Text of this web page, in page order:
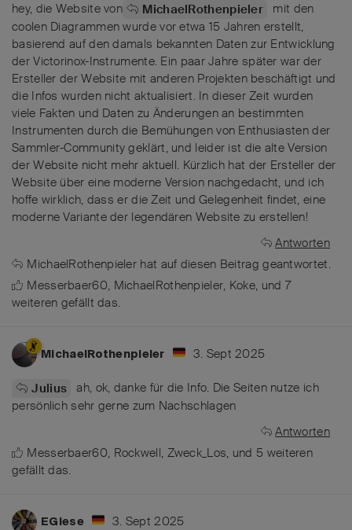
hey, die Website von MichaelRothenpieler
mit den
coolen Diagrammen wurde vor etwa 15 Jahren erstellt,
basierend auf den damals bekannten Daten zur Entwicklung
der Victorinox-Instrumente. Ein paar Jahre später war der
Ersteller der Website mit anderen Projekten beschäftigt und
die Infos wurden nicht aktualisiert. In dieser Zeit wurden
viele Fakten und Daten zu Änderungen an bestimmten
Instrumenten durch die Bemühungen von Enthusiasten der
Sammler-Community geklärt, und leider ist die alte Version
der Website nicht mehr aktuell. Kürzlich hat der Ersteller der
Website über eine moderne Version nachgedacht, und ich
hoffe wirklich, dass er die Zeit und Gelegenheit findet, eine
moderne Variante der legendären Website zu erstellen!
Antworten
MichaelRothenpieler hat auf diesen Beitrag geantwortet.
Messerbaer60, MichaelRothenpieler, Koke, und 7
weiteren gefällt das.
MichaelRothenpieler 3. Sept 2025
Julius ah, ok, danke für die Info. Die Seiten nutze ich
persönlich sehr gerne zum Nachschlagen
Antworten
Messerbaer60, Rockwell, Zweck_Los, und 5 weiteren
gefällt das.
EGiese 3. Sept 2025